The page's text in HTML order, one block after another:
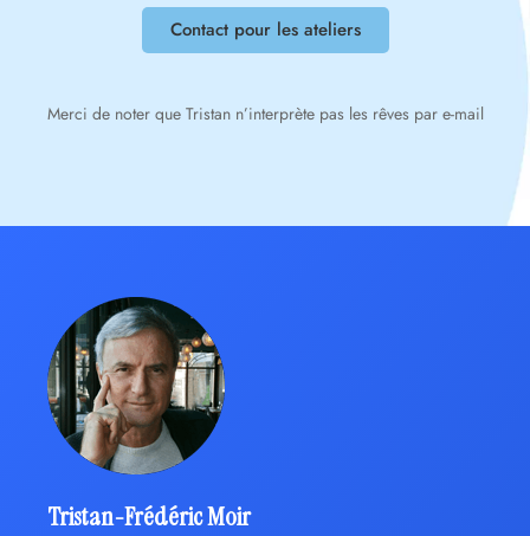
Contact pour les ateliers
Merci de noter que Tristan n’interprète pas les rêves par e-mail
Tristan-Frédéric Moir